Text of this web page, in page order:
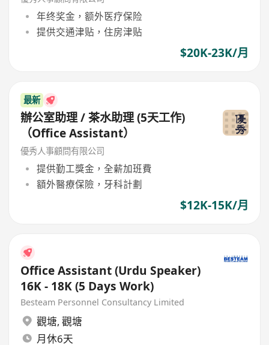
年终奖金，额外医疗保险
提供交通津贴，住房津贴
$20K-23K/月
最新
辦公室助理 / 茶水助理 (5天工作)
（Office Assistant）
優秀人事顧問有限公司
提供勤工獎金，全薪加班費
額外醫療保險，牙科計劃
$12K-15K/月
Office Assistant (Urdu Speaker)
16K - 18K (5 Days Work)
Besteam Personnel Consultancy Limited
觀塘, 觀塘
月休6天